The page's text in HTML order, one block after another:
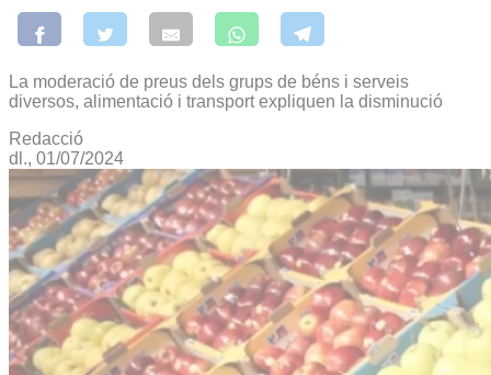
La moderació de preus dels grups de béns i serveis
diversos, alimentació i transport expliquen la disminució
Redacció
dl., 01/07/2024